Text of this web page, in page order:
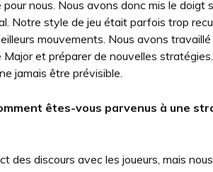
nous. Nous avons donc mis le doigt
Notre style de jeu était parfois trop
mouvements. Nous avons travaillé
et préparer de nouvelles
jamais être prévisible.
êtes-vous parvenus à une
des discours avec les joueurs, mais